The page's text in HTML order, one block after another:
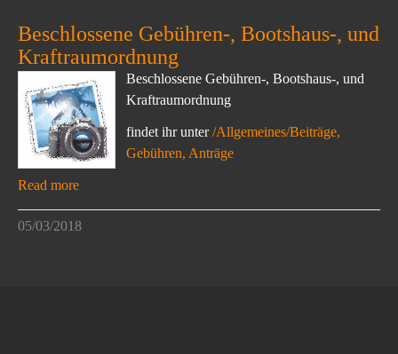
Beschlossene Gebühren-, Bootshaus-, und
Kraftraumordnung
Beschlossene Gebühren-, Bootshaus-, und
Kraftraumordnung
findet ihr unter/Allgemeines/Beiträge,
Gebühren, Anträge
Read more
05/03/2018